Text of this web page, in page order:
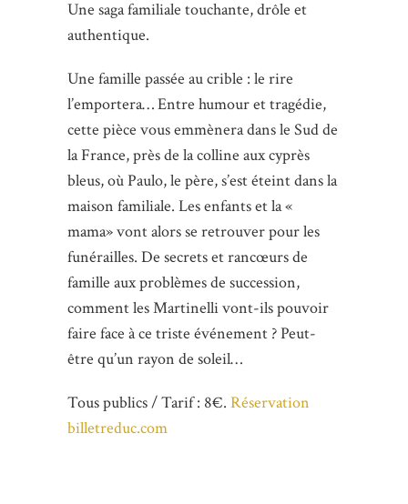
Une saga familiale touchante, drôle et
authentique.
Une famille passée au crible : le rire
l’emportera… Entre humour et tragédie,
cette pièce vous emmènera dans le Sud de
la France, près de la colline aux cyprès
bleus, où Paulo, le père, s’est éteint dans la
maison familiale. Les enfants et la «
mama» vont alors se retrouver pour les
funérailles. De secrets et rancœurs de
famille aux problèmes de succession,
comment les Martinelli vont-ils pouvoir
faire face à ce triste événement ? Peut-
être qu’un rayon de soleil…
Tous publics / Tarif : 8€. Réservation
billetreduc.com